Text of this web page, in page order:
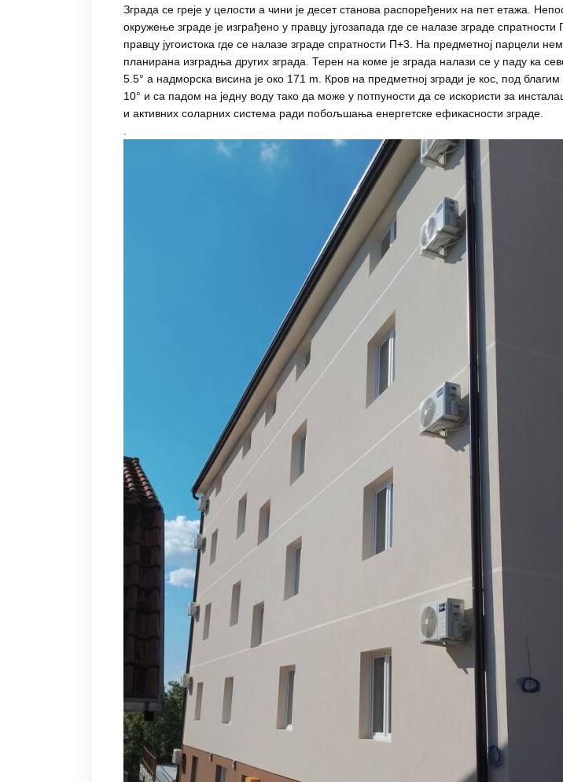
Зграда се греје у целости а чини је десет станова распоређених на пет етажа.
окружење зграде је изграђено у правцу југозапада где се налазе зграде
правцу југоистока где се налазе зграде спратности П+3. На предметној парцели
планирана изградња других зграда. Терен на коме је зграда налази се у паду ка
5.5° а надморска висина је око 171 m. Кров на предметној згради је кос, под
10° и са падом на једну воду тако да може у потпуности да се искористи за
и активних соларних система ради побољшања енергетске ефикасности зграде.
.